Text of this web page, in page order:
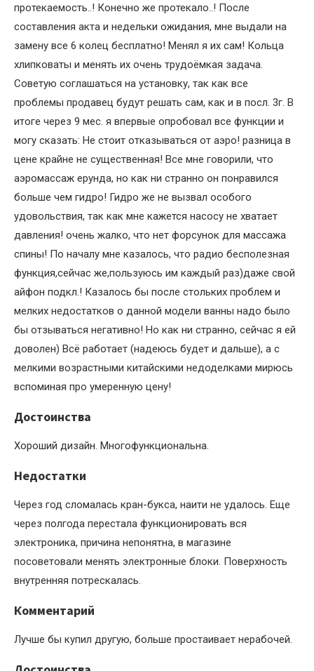
протекаемость..! Конечно же протекало..! После
составления акта и недельки ожидания, мне выдали на
замену все 6 колец бесплатно! Менял я их сам! Кольца
хлипковаты и менять их очень трудоёмкая задача.
Советую соглашаться на установку, так как все
проблемы продавец будут решать сам, как и в посл. 3г. В
итоге через 9 мес. я впервые опробовал все функции и
могу сказать: Не стоит отказываться от аэро! разница в
цене крайне не существенная! Все мне говорили, что
аэромассаж ерунда, но как ни странно он понравился
больше чем гидро! Гидро же не вызвал особого
удовольствия, так как мне кажется насосу не хватает
давления! очень жалко, что нет форсунок для массажа
спины! По началу мне казалось, что радио бесполезная
функция,сейчас же,пользуюсь им каждый раз)даже свой
айфон подкл.! Казалось бы после стольких проблем и
мелких недостатков о данной модели ванны надо было
бы отзываться негативно! Но как ни странно, сейчас я ей
доволен) Всё работает (надеюсь будет и дальше), а с
мелкими возрастными китайскими недоделками мирюсь
вспоминая про умеренную цену!
Достоинства
Хороший дизайн. Многофункциональна.
Недостатки
Через год сломалась кран-букса, наити не удалось. Еще
через полгода перестала функционировать вся
электроника, причина непонятна, в магазине
посоветовали менять электронные блоки. Поверхность
внутренняя потрескалась.
Комментарий
Лучше бы купил другую, больше простаивает нерабочей.